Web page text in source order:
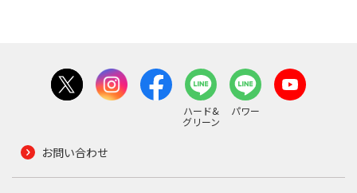
ハード&
グリーン
パワー
お問い合わせ